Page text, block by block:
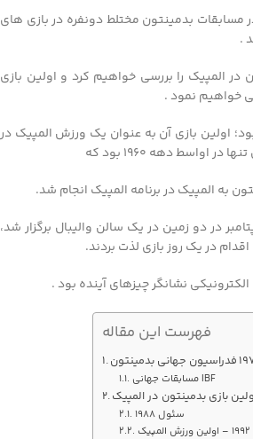
مسابقات بدمینتون مختلط دونفره در بازی های
در المپیک را بررسی خواهیم کرد و اولین بازی
خواهیم نمود .
اولین بازی آن به عنوان یک ورزش المپیک در
تنها در اواسط دهه 1960 بود که
به المپیک در برنامه المپیک انجام شد.
نمایشی در 4 سپتامبر در دو زمین در یک سالن والیبال برگزار شد،
الکترونیکی نشانگر چیزهای آینده بود .
فهرست این مقاله
مسابقات جهانی IBF
بازی بدمینتون در المپیک
سئول 1988